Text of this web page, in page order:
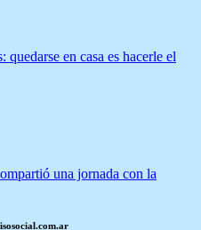
en casa es hacerle el
una jornada con la